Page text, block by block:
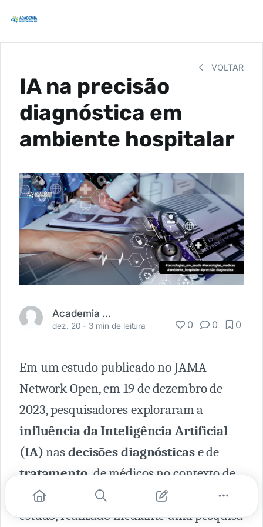
VOLTAR
IA na precisão
diagnóstica em
ambiente hospitalar
Academia Médica
dez. 20 - 3 min de leitura 0 0 0
Em um estudo publicado no JAMA
Network Open, em 19 de dezembro de
2023, pesquisadores exploraram a
influência da Inteligência Artificial
(IA)nasdecisões diagnósticase de
tratamento,de médicos no contexto de
insuficiência respiratória aguda. O
estudo, realizado mediante uma pesquisa